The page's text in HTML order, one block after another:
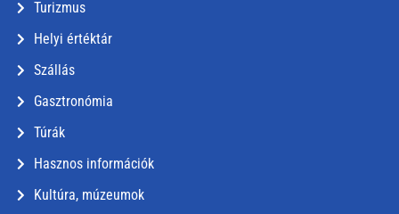
Turizmus
Helyi értéktár
Szállás
Gasztronómia
Túrák
Hasznos információk
Kultúra, múzeumok